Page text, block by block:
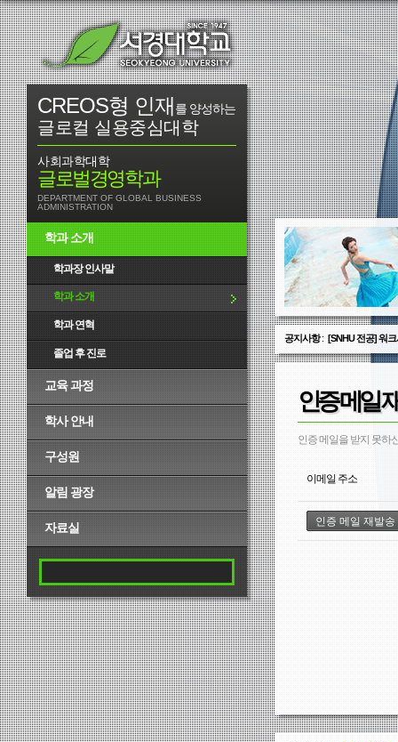
CREOS형 인재 를 양성하는
글로컬 실용중심대학
사회과학대학
글로벌경영학과
DEPARTMENT OF GLOBAL BUSINESS
ADMINISTRATION
학과 소개
학과장 인사말
학과 소개
학과 연혁
졸업 후 진로
교육 과정
학사 안내
구성원
알림 광장
자료실
공지사항: [SNHU 전공] 워
인증 메일
인증 메일을 받지 못하
이메일 주소